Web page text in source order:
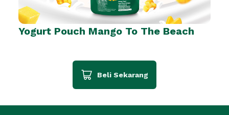
Yogurt Pouch Mango To The Beach
Beli Sekarang